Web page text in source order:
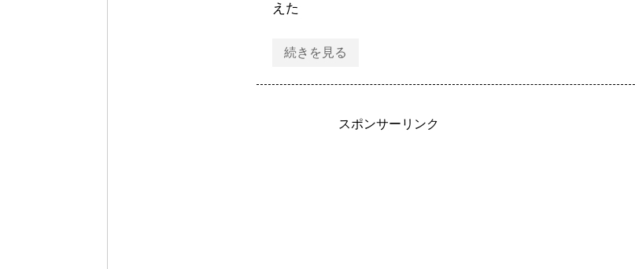
えた
続きを見る
スポンサーリンク